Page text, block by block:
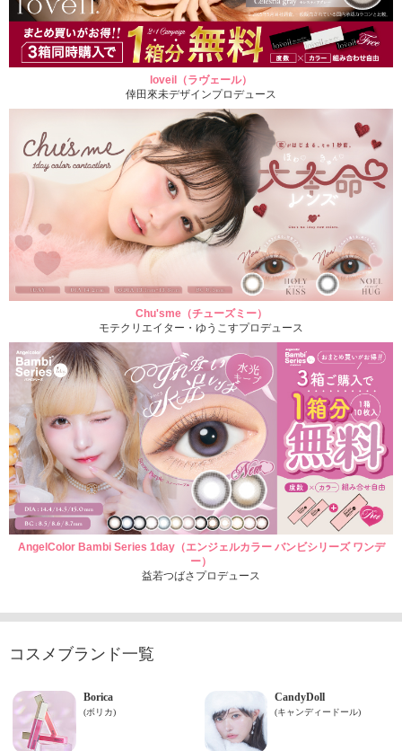
loveil（ラヴェール）
倖田來未デザインプロデュース
Chu'sme（チューズミー）
モテクリエイター・ゆうこすプロデュース
AngelColor Bambi Series 1day（エンジェルカラー バンビシリーズ ワンデ
ー）
益若つばさプロデュース
コスメブランド一覧